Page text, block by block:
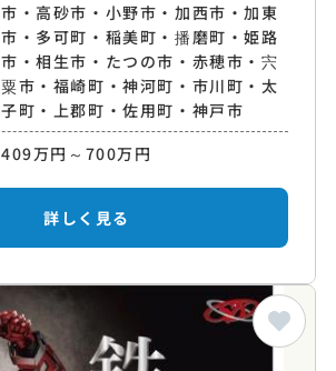
市・高砂市・小野市・加西市・加東
市・多可町・稲美町・播磨町・姫路
市・相生市・たつの市・赤穂市・宍
粟市・福崎町・神河町・市川町・太
子町・上郡町・佐用町・神戸市
409万円～700万円
詳しく見る